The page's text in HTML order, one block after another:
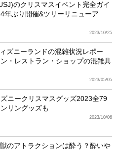
のクリスマスイベント完全ガイ
年ぶり開催&ツリーリニューア
2023/10/25
ズニーランドの混雑状況レポー
・レストラン・ショップの混雑具
2023/05/05
ズニークリスマスグッズ2023全79
リングッズも
2023/10/06
獣のアトラクションは酔う？酔いや